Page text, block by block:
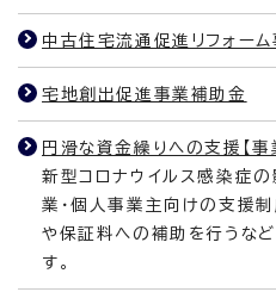
中古住宅流通促進リフォー
宅地創出促進事業補助金
円滑な資金繰りへの支援【事
新型コロナウイルス感染症
業・個人事業主向けの支援
や保証料への補助を行うな
す。